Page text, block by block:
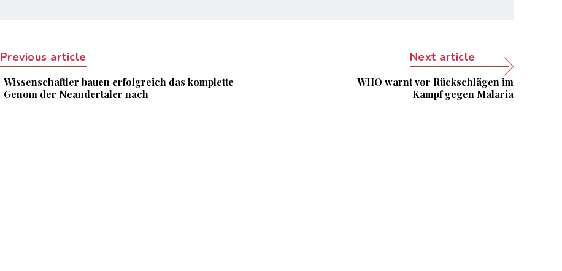
Previous article
Wissenschaftler bauen erfolgreich das komplette
Genom der Neandertaler nach
Next article
WHO warnt vor Rückschlägen im
Kampf gegen Malaria